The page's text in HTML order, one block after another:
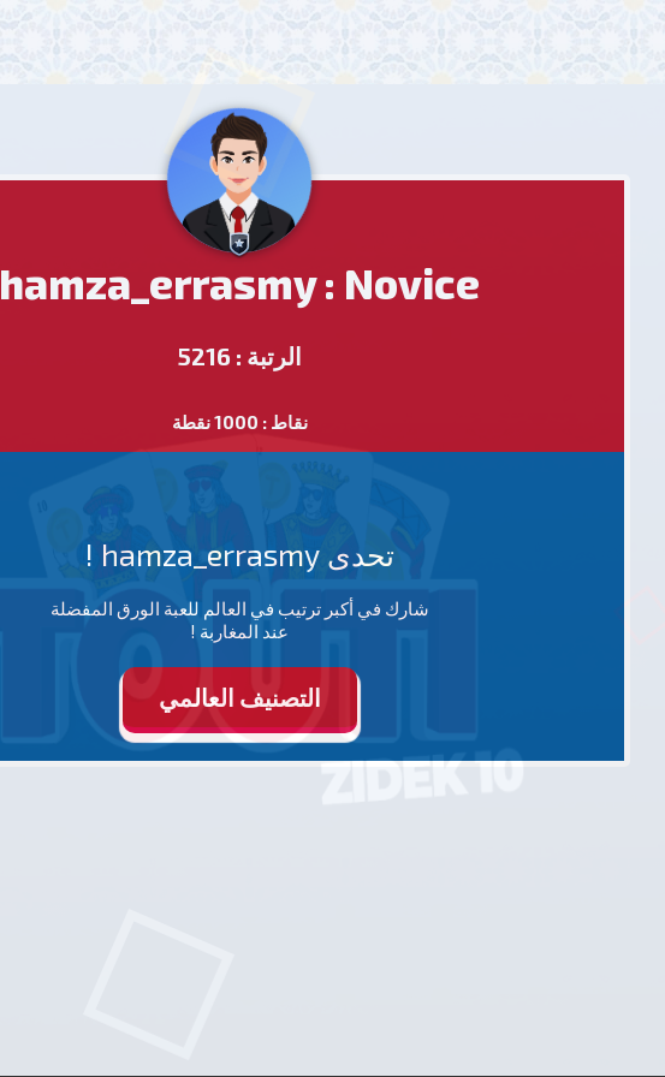
hamza_errasmy : Novice
الرتبة : 5216
نقاط : 1000 نقطة
تحدى hamza_errasmy !
شارك في أكبر ترتيب في العالم للعبة الورق المفضلة
عند المغاربة !
التصنيف العالمي